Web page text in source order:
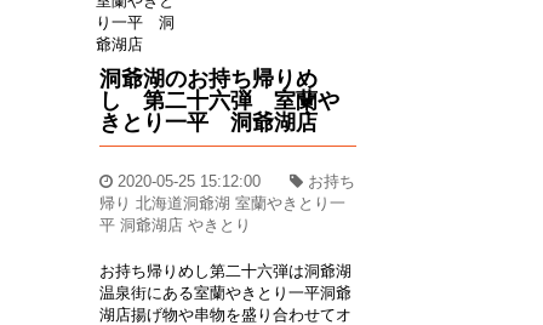
洞爺湖のお持ち帰りめ
し 第二十六弾 室蘭や
きとり一平 洞爺湖店
2020-05-25 15:12:00
お持ち
帰り 北海道洞爺湖 室蘭やきとり一
平 洞爺湖店 やきとり
お持ち帰りめし第二十六弾は洞爺湖
温泉街にある室蘭やきとり一平洞爺
湖店揚げ物や串物を盛り合わせてオ